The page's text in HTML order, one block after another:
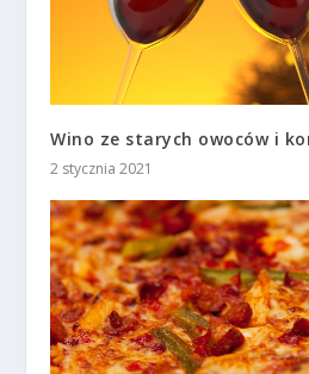
Wino ze starych owoców i
2 stycznia 2021